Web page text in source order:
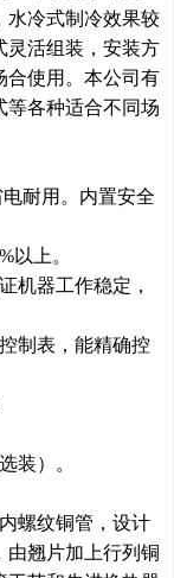
水冷式制冷效果较
灵活组装 ，安装方
合使用。本公司有
等各种适合不同场
耐用。 内置安全
以上。
机器工作稳定 ，
制表 ，能精确控
装）。
螺纹铜管，设计
由翘片加上行列铜